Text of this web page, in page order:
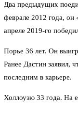
Два предыдущих
феврале 2012 года, он
апреле 2019-го
Порье 36 лет. Он
Ранее Дастин заявил,
последним в карьере.
Холлоуэю 33 года. На